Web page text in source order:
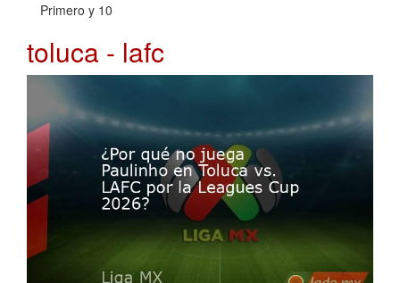
Primero y 10
toluca - lafc